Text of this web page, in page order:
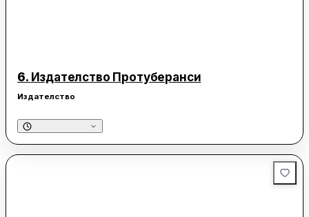
6. Издателство Протуберанси
Издателство